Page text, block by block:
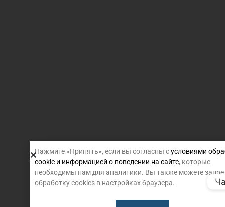
Нажмите «Принять», если вы согласны сусловиями
cookie и информацией о поведении на сайте, которые
необходимы нам для аналитики. Вы также можете
обработку cookies в настройках браузера.